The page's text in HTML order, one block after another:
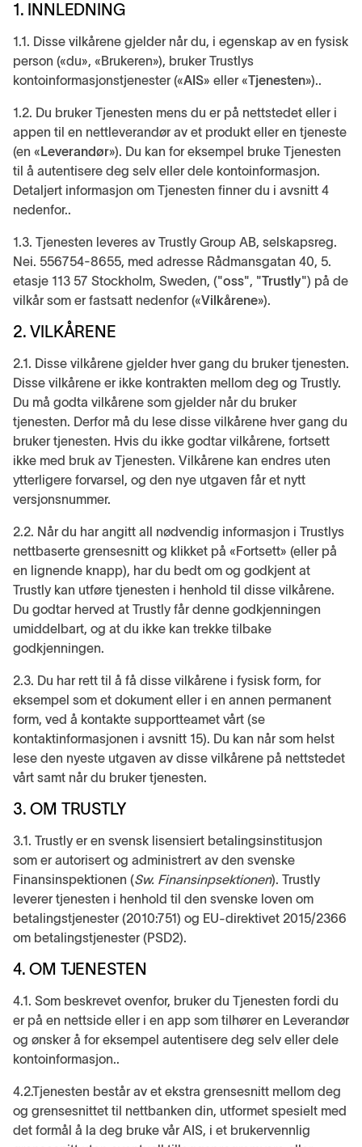
1. INNLEDNING
1.1. Disse vilkårene gjelder når du, i egenskap av en fysisk
person («du», «Brukeren»), bruker Trustlys
kontoinformasjonstjenester («AIS» eller «Tjenesten»)..
1.2. Du bruker Tjenesten mens du er på nettstedet eller i
appen til en nettleverandør av et produkt eller en tjeneste
(en «Leverandør»). Du kan for eksempel bruke Tjenesten
til å autentisere deg selv eller dele kontoinformasjon.
Detaljert informasjon om Tjenesten finner du i avsnitt 4
nedenfor..
1.3. Tjenesten leveres av Trustly Group AB, selskapsreg.
Nei. 556754-8655, med adresse Rådmansgatan 40, 5.
etasje 113 57 Stockholm, Sweden, ("oss", "Trustly") på de
vilkår som er fastsatt nedenfor («Vilkårene»).
2. VILKÅRENE
2.1. Disse vilkårene gjelder hver gang du bruker tjenesten.
Disse vilkårene er ikke kontrakten mellom deg og Trustly.
Du må godta vilkårene som gjelder når du bruker
tjenesten. Derfor må du lese disse vilkårene hver gang du
bruker tjenesten. Hvis du ikke godtar vilkårene, fortsett
ikke med bruk av Tjenesten. Vilkårene kan endres uten
ytterligere forvarsel, og den nye utgaven får et nytt
versjonsnummer.
2.2. Når du har angitt all nødvendig informasjon i Trustlys
nettbaserte grensesnitt og klikket på «Fortsett» (eller på
en lignende knapp), har du bedt om og godkjent at
Trustly kan utføre tjenesten i henhold til disse vilkårene.
Du godtar herved at Trustly får denne godkjenningen
umiddelbart, og at du ikke kan trekke tilbake
godkjenningen.
2.3. Du har rett til å få disse vilkårene i fysisk form, for
eksempel som et dokument eller i en annen permanent
form, ved å kontakte supportteamet vårt (se
kontaktinformasjonen i avsnitt 15). Du kan når som helst
lese den nyeste utgaven av disse vilkårene på nettstedet
vårt samt når du bruker tjenesten.
3. OM TRUSTLY
3.1. Trustly er en svensk lisensiert betalingsinstitusjon
som er autorisert og administrert av den svenske
Finansinspektionen (Sw. Finansinpsektionen). Trustly
leverer tjenesten i henhold til den svenske loven om
betalingstjenester (2010:751) og EU-direktivet 2015/2366
om betalingstjenester (PSD2).
4. OM TJENESTEN
4.1. Som beskrevet ovenfor, bruker du Tjenesten fordi du
er på en nettside eller i en app som tilhører en Leverandør
og ønsker å for eksempel autentisere deg selv eller dele
kontoinformasjon..
4.2.Tjenesten består av et ekstra grensesnitt mellom deg
og grensesnittet til nettbanken din, utformet spesielt med
det formål å la deg bruke vår AIS, i et brukervennlig